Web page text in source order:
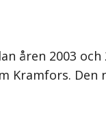
åren 2003